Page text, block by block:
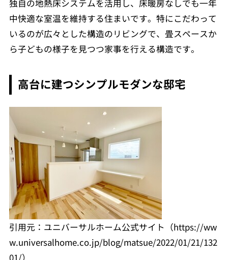
独自の地熱床システムを活用し、床暖房なしでも一年
中快適な室温を維持する住まいです。特にこだわって
いるのが広々とした構造のリビングで、畳スペースか
ら子どもの様子を見つつ家事を行える構造です。
高台に建つシンプルモダンな邸宅
引用元：ユニバーサルホーム公式サイト（https://ww
w.universalhome.co.jp/blog/matsue/2022/01/21/132